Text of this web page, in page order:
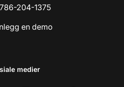
204-1375
en demo
medier